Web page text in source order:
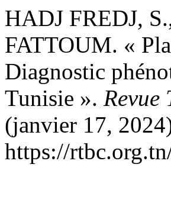
HADJ FREDJ,
FATTOUM. «
Diagnostic
Tunisie ». Revue
(janvier 17,
https://